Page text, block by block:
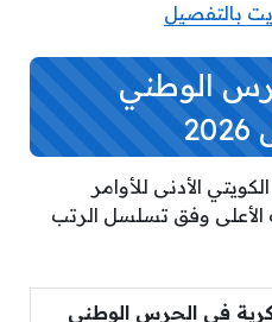
بالتفصيل
الوطني
الأدنى للأوامر
الأعلى وفق تسلسل الرتب
في الحرس الوطني